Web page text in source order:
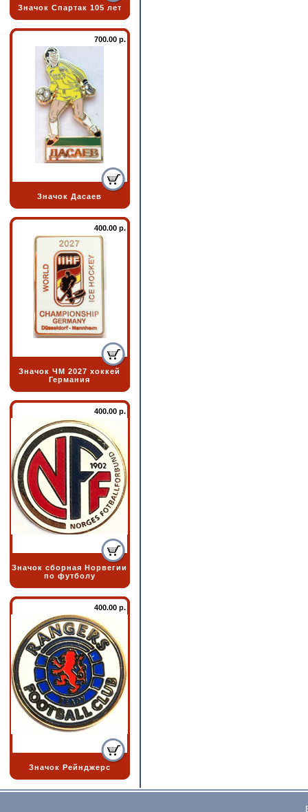
Значок Спартак 105 лет
700.00 р.
Значок Дасаев
400.00 р.
Значок ЧМ 2027 хоккей
Германия
400.00 р.
Значок сборная Норвегии
по футболу
400.00 р.
Значок Рейнджерс